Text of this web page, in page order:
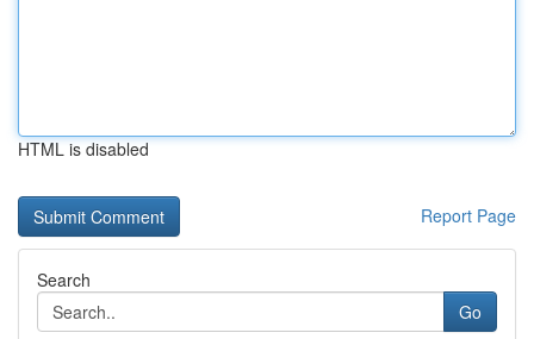
HTML is disabled
Report Page
Search
Go